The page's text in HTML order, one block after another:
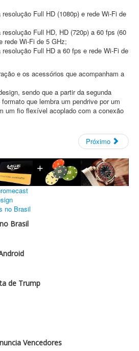
Full HD (1080p) e rede Wi-Fi de
Full HD, HD (720p) a 60 fps (60
rede Wi-Fi de 5 GHz;
Full HD a 60 fps e rede Wi-Fi de
e os acessórios que acompanham a
sendo que a partir da segunda
que lembra um pendrive por um
um fio flexível acoplado com a conexão
Próximo
no Brasil
Brasil
de Trump
Vencedores